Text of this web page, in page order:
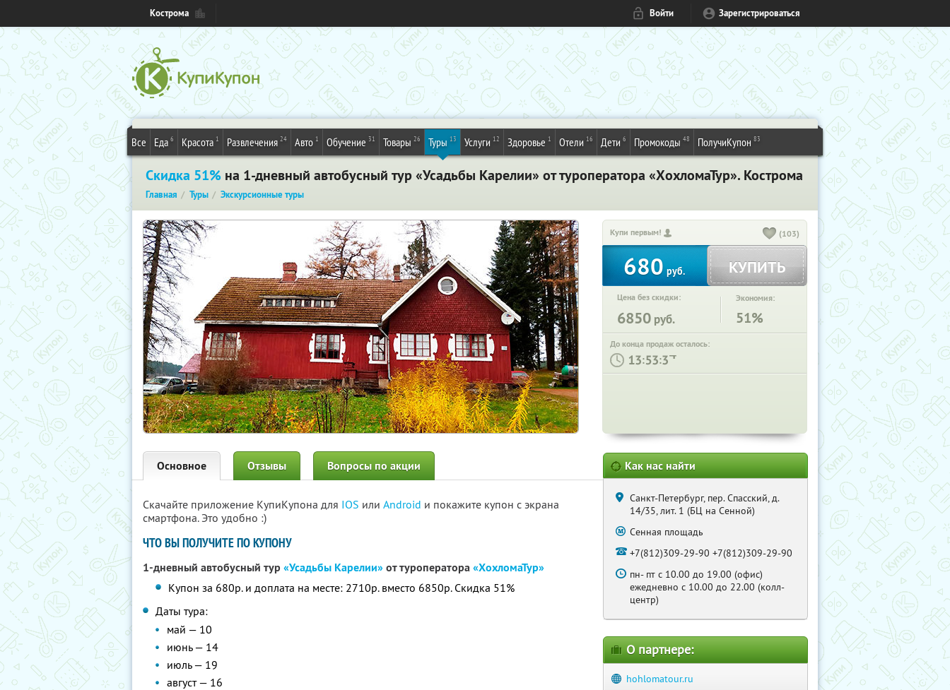
Кострома Войти Зарегистрироваться
Все Еда 6 Красота 1 Развлечения 24 Авто 1 Обучение 31 Товары 26 Туры 13 Услуги 12 Здоровье 1 Отели 16 Дети 6 Промокоды 48 ПолучиКупон 83
Скидка 51% на 1-дневный автобусный тур «Усадьбы Карелии» от туроператора «ХохломаТур». Кострома
Главная Туры Экскурсионные туры
Купи первым! (103)
680 руб. КУПИТЬ
Цена без скидки:
6850 руб.
Экономия:
51%
До конца продаж осталось:
: :
Основное Отзывы Вопросы по акции
Скачайте приложение КупиКупона для IOS или Android и покажите купон с экрана
смартфона. Это удобно :)
ЧТО ВЫ ПОЛУЧИТЕ ПО КУПОНУ
1-дневный автобусный тур «Усадьбы Карелии»от туроператора«ХохломаТур»
Купон за 680р. и доплата на месте: 2710р. вместо 6850р. Скидка 51%
Даты тура:
май — 10
июнь — 14
июль — 19
август — 16
Как нас найти
Санкт-Петербург, пер. Спасский, д.
14/35, лит. 1 (БЦ на Сенной)
Сенная площадь
+7(812)309-29-90 +7(812)309-29-90
пн- пт с 10.00 до 19.00 (офис)
ежедневно с 10.00 до 22.00 (колл-
центр)
О партнере:
hohlomatour.ru